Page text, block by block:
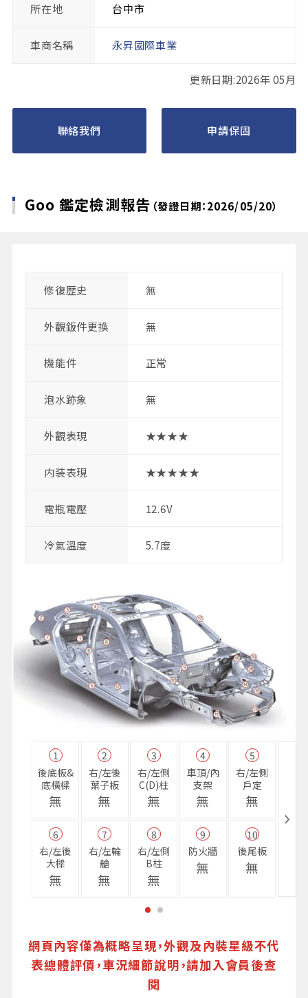
所在地 台中市
車商名稱 永昇國際車業
更新日期:2026年 05月
聯絡我們 申請保固
Goo 鑑定檢測報告 （發證日期：2026/05/20）
修復歴史 無
外觀鈑件更換 無
機能件 正常
泡水跡象 無
外觀表現 ★★★★
内装表現 ★★★★★
電瓶電壓 12.6V
冷氣溫度 5.7度
1
後底板&
底橫樑
無
2
右/左後
葉子板
無
3
右/左側
C(D)柱
無
4
車頂/內
支架
無
5
右/左側
戶定
無
6
右/左後
大樑
無
7
右/左輪
艙
無
8
右/左側
B柱
無
9
防火牆
無
10
後尾板
無
網頁內容僅為概略呈現，外觀及內裝星級不代
表總體評價，車況細節說明，請加入會員後查
閱